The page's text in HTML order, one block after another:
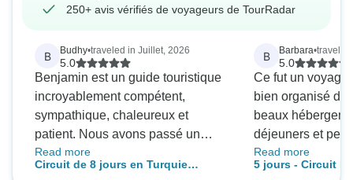
250+ avis vérifiés de voyageurs de TourRadar
B Budhy•traveled in Juillet, 2026
5.0
Benjamin est un guide touristique
incroyablement compétent,
sympathique, chaleureux et
patient. Nous avons passé un
merveilleux moment lors de la
visite guidée à pied qu’il nous a
Read more
Circuit de 8 jours en Turquie
B Barbara•
5.0
Ce fut un voyage
bien organisé du
beaux
déjeuners et
et des
vous ne voulez
Read more
5 jours - Circuit